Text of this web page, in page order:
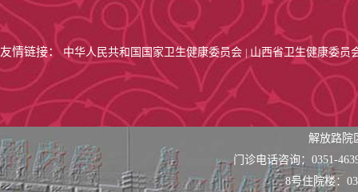
友情链接：中华人民共和国国家卫生健康委员会 山西省卫生健康委员
解放路
门诊电话咨询：0351-
8号住院楼：